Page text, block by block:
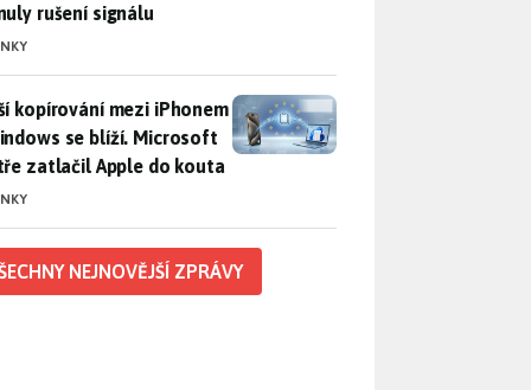
rušení signálu
kopírování mezi iPhonem a Windows se blíží. Microsoft
kopírování mezi iPhonem
se blíží. Microsoft
zatlačil Apple do kouta
NEJNOVĚJŠÍ ZPRÁVY